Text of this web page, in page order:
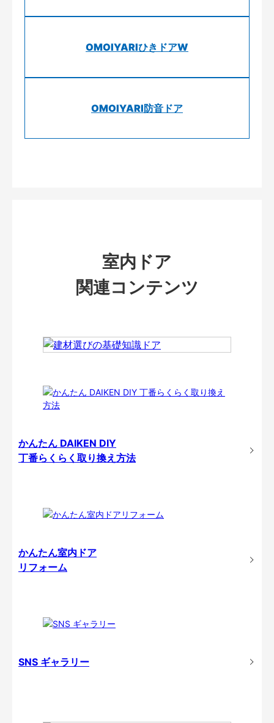
OMOIYARIひきドアW
OMOIYARI防音ドア
室内ドア
関連コンテンツ
かんたん DAIKEN DIY
丁番らくらく取り換え方法
かんたん室内ドア
リフォーム
SNS ギャラリー